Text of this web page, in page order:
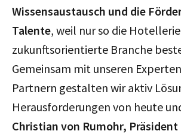
Wissensaustausch und die
Talente, weil nur so die
zukunftsorientierte Branche
Gemeinsam mit unseren
Partnern gestalten wir aktiv
Herausforderungen von heute
Christian von Rumohr, Präsident